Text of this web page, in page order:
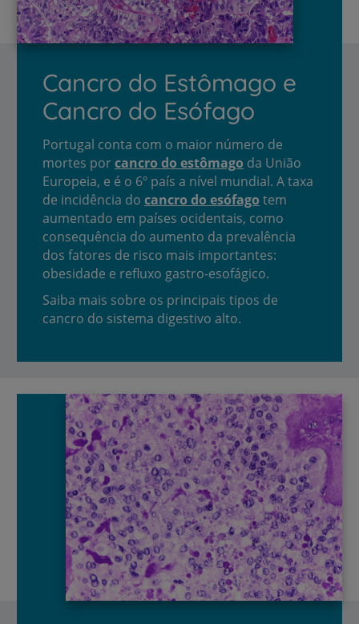
Cancro do Estômago e
Cancro do Esófago
Portugal conta com o maior número de
mortes porcancro do estômago da União
Europeia, e é o 6º país a nível mundial. A taxa
de incidência do cancro do esófago tem
aumentado em países ocidentais, como
consequência do aumento da prevalência
dos fatores de risco mais importantes:
obesidade e refluxo gastro-esofágico.
Saiba mais sobre os principais tipos de
cancro do sistema digestivo alto.